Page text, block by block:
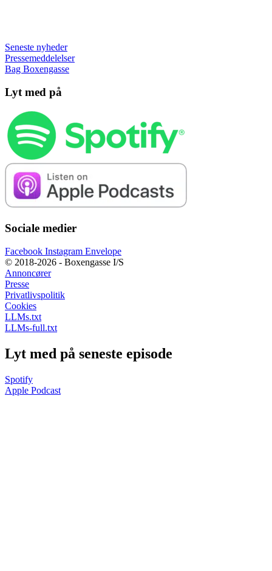
Seneste nyheder
Pressemeddelelser
Bag Boxengasse
Lyt med på
Sociale medier
Facebook Instagram Envelope
© 2018-2026 - Boxengasse I/S
Annoncører
Presse
Privatlivspolitik
Cookies
LLMs.txt
LLMs-full.txt
Lyt med på seneste episode
Spotify
Apple Podcast